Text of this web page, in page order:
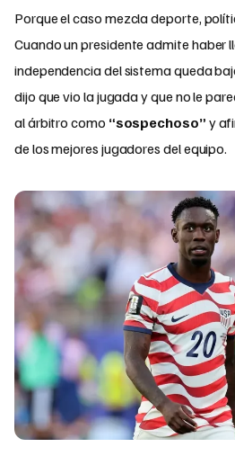
Porque el caso mezcla deporte,
Cuando un presidente admite haber
independencia del sistema queda
dijo que vio la jugada y que no le
al árbitro como “sospechoso” y
de los mejores jugadores del equipo.